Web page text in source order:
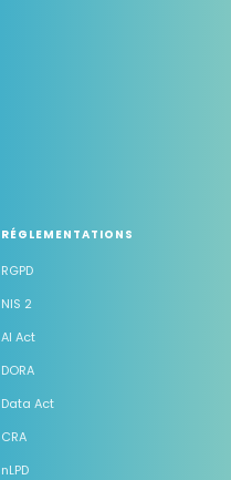
RÉGLEMENTATIONS
RGPD
NIS 2
AI Act
DORA
Data Act
CRA
nLPD